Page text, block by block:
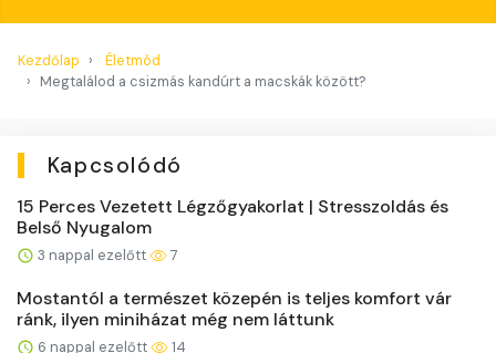
Kezdőlap
Életmód
Megtalálod a csizmás kandúrt a macskák között?
Kapcsolódó
15 Perces Vezetett Légzőgyakorlat | Stresszoldás és
Belső Nyugalom
3 nappal ezelőtt 7
Mostantól a természet közepén is teljes komfort vár
ránk, ilyen miniházat még nem láttunk
6 nappal ezelőtt 14